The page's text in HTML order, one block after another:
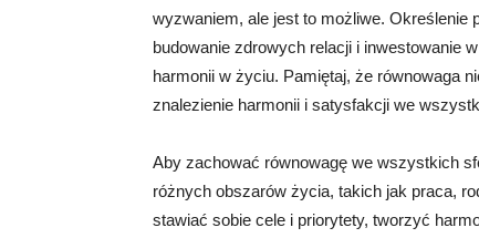
wyzwaniem, ale jest to możliwe. Określenie
budowanie zdrowych relacji i inwestowanie
harmonii w życiu. Pamiętaj, że równowaga
znalezienie harmonii i satysfakcji we
Aby zachować równowagę we wszystkich
różnych obszarów życia, takich jak praca,
stawiać sobie cele i priorytety, tworzyć